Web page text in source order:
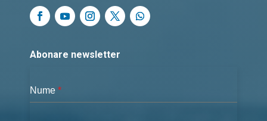
Abonare newsletter
Nume *